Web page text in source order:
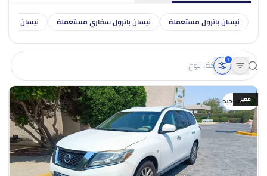
نيسان باترول مستعملة نيسان باترول سفاري مستعملة نيسان صني
1
سعر جيدمميز